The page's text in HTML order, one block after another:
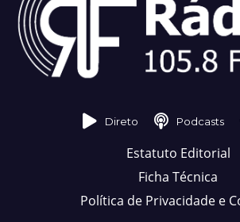
Direto Podcasts
Estatuto Editorial
Ficha Técnica
Política de Privacidade e